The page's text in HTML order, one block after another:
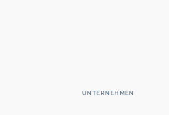
UNTERNEHMEN